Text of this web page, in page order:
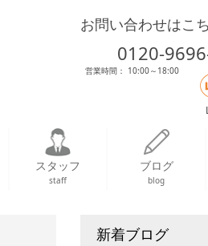
お問い合わせはこ
0120-
営業時間： 10:00～18:00
スタッフ
staff
ブログ
blog
新着ブログ